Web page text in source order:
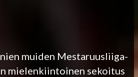
muiden Mestaruusliiga-
mielenkiintoinen sekoitus